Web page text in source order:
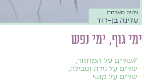
גלויה מארחת
עדינה בן-דוד
ימי גוף, ימי נפש
//שירים על המחזור,
שירים על נידה וטבילה,
שירים על קושי